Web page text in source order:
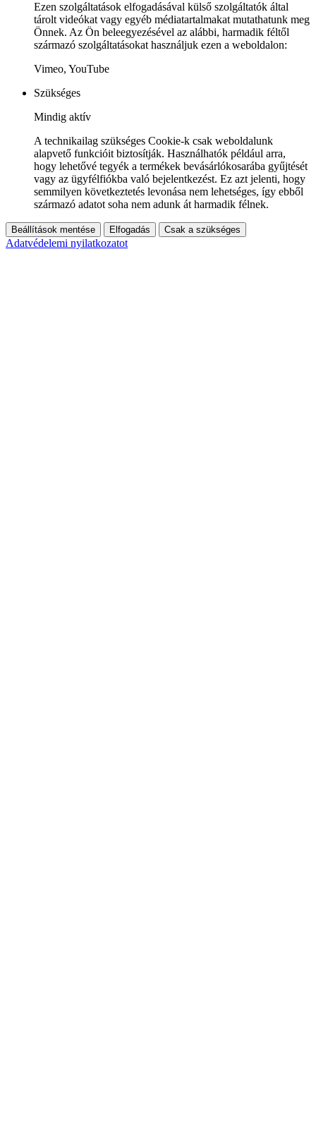
Ezen szolgáltatások elfogadásával külső szolgáltatók által
tárolt videókat vagy egyéb médiatartalmakat mutathatunk meg
Önnek. Az Ön beleegyezésével az alábbi, harmadik féltől
származó szolgáltatásokat használjuk ezen a weboldalon:
Vimeo, YouTube
Szükséges
Mindig aktív
A technikailag szükséges Cookie-k csak weboldalunk
alapvető funkcióit biztosítják. Használhatók például arra,
hogy lehetővé tegyék a termékek bevásárlókosarába gyűjtését
vagy az ügyfélfiókba való bejelentkezést. Ez azt jelenti, hogy
semmilyen következtetés levonása nem lehetséges, így ebből
származó adatot soha nem adunk át harmadik félnek.
Beállítások mentése Elfogadás Csak a szükséges
Adatvédelemi nyilatkozatot